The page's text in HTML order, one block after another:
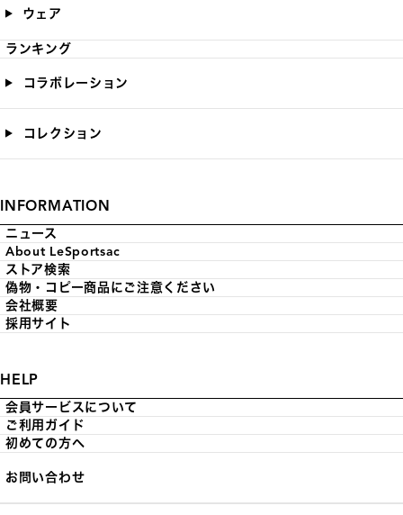
ウェア
ランキング
コラボレーション
コレクション
INFORMATION
ニュース
About LeSportsac
ストア検索
偽物・コピー商品にご注意ください
会社概要
採用サイト
HELP
会員サービスについて
ご利用ガイド
初めての方へ
お問い合わせ